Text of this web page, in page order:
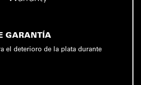
GARANTÍA
el deterioro de la plata durante